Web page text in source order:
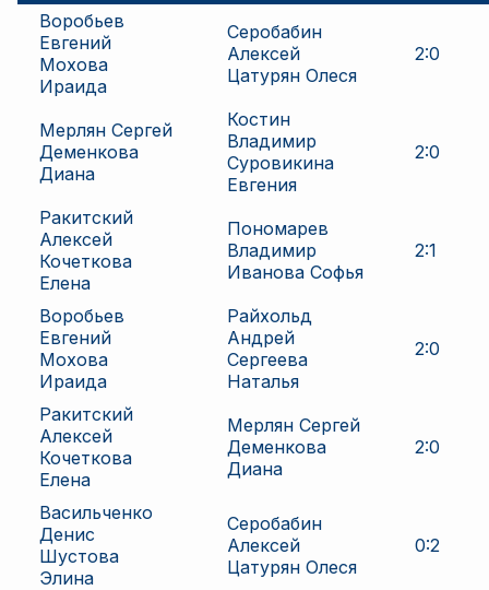
Воробьев
Евгений
Мохова
Ираида
Серобабин
Алексей
Цатурян Олеся
2:0
Мерлян Сергей
Деменкова
Диана
Костин
Владимир
Суровикина
Евгения
2:0
Ракитский
Алексей
Кочеткова
Елена
Пономарев
Владимир
Иванова Софья
2:1
Воробьев
Евгений
Мохова
Ираида
Райхольд
Андрей
Сергеева
Наталья
2:0
Ракитский
Алексей
Кочеткова
Елена
Мерлян Сергей
Деменкова
Диана
2:0
Васильченко
Денис
Шустова
Элина
Серобабин
Алексей
Цатурян Олеся
0:2